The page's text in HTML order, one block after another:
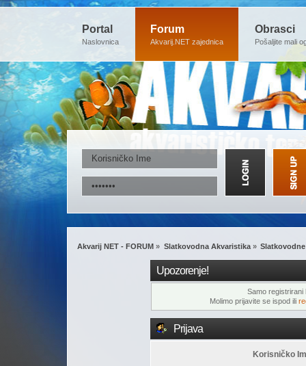
Portal
Naslovnica
Forum
Akvarij.NET zajednica
Obrasci
Pošaljite mali
Akvarij NET - FORUM » Slatkovodna Akvaristika»
Upozorenje!
Samo registrirani
Molimo prijavite se ispod ili
Prijava
Korisničko